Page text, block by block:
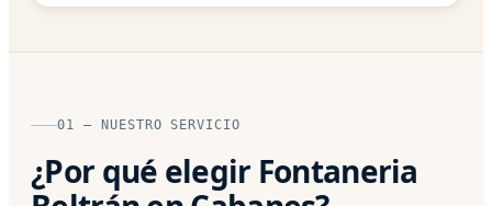
01 — NUESTRO SERVICIO
¿Por qué elegir Fontaneria